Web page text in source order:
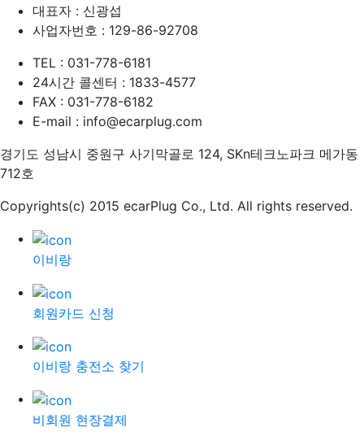
대표자 : 신광섭
사업자번호 : 129-86-92708
TEL : 031-778-6181
24시간 콜센터 : 1833-4577
FAX : 031-778-6182
E-mail : info@ecarplug.com
경기도 성남시 중원구 사기막골로 124, SKn테크노파크 메가동
712호
Copyrights(c) 2015 ecarPlug Co., Ltd. All rights reserved.
이비랑
회원카드 신청
이비랑 충전소 찾기
비회원 현장결제